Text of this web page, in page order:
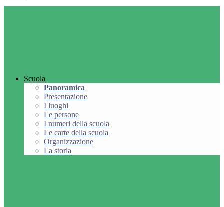
Scuola
Panoramica
Presentazione
I luoghi
Le persone
I numeri della scuola
Le carte della scuola
Organizzazione
La storia